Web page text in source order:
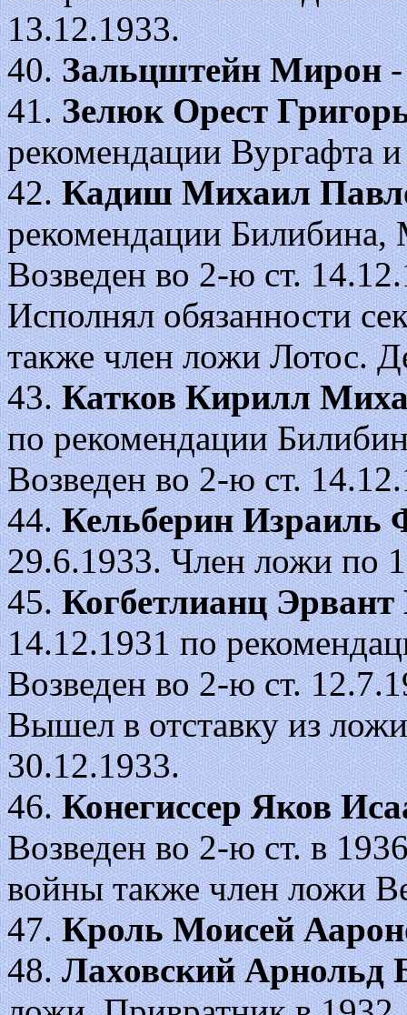
13.12.1933.
40.Зальцштейн Мирон-
41.Зелюк Орест
рекомендации Вургафта
42.Кадиш Михаил
рекомендации Билибина,
Возведен во 2-ю ст.
Исполнял обязанности
также член ложи Лотос.
43.Катков Кирилл
по рекомендации
Возведен во 2-ю ст.
44.Кельберин Израиль
29.6.1933. Член ложи по
45.Когбетлианц Эрвант
14.12.1931 по
Возведен во 2-ю ст.
Вышел в отставку из
30.12.1933.
46.Конегиссер Яков
Возведен во 2-ю ст. в
войны также член ложи
47.Кроль Моисей
48.Лаховский Арнольд